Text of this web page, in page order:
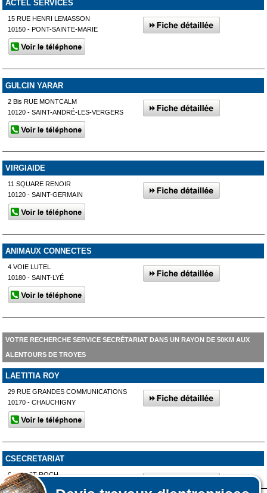
ACTEL SERVICES
15 RUE HENRI LEMASSON
10150 - PONT-SAINTE-MARIE
GULCIN YARAR
2 Bis RUE MONTCALM
10120 - SAINT-ANDRÉ-LES-VERGERS
VIRGIAIDE
11 SQUARE RENOIR
10120 - SAINT-GERMAIN
ANIMAUX CONNECTES
4 VOIE LUTEL
10180 - SAINT-LYÉ
VOTRE RECHERCHE SERVICE SECRÉTARIAT DANS UN RAYON DE 50KM AUX
ALENTOURS DE TROYES
LAETITIA ROY
29 RUE GRANDES COMMUNICATIONS
10170 - CHAUCHIGNY
CSECRETARIAT
6 RUE ST ROCH
10260 - VILLEMOYENNE